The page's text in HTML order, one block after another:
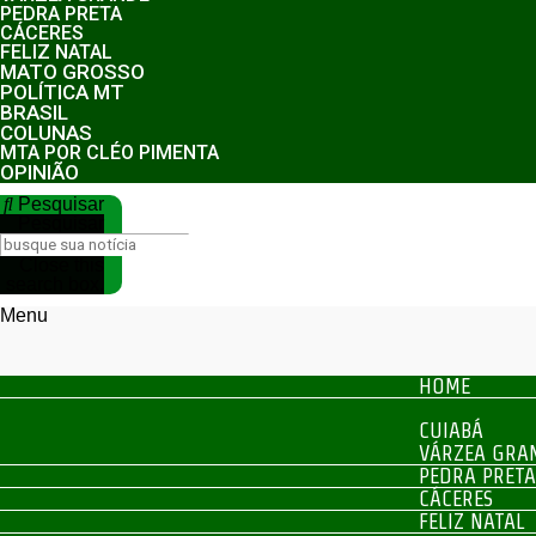
PEDRA PRETA
CÁCERES
FELIZ NATAL
MATO GROSSO
POLÍTICA MT
BRASIL
COLUNAS
MTA POR CLÉO PIMENTA
OPINIÃO
Pesquisar
Menu
HOME
CUIABÁ
VÁRZEA
PEDRA PRETA
CÁCERES
FELIZ NATAL